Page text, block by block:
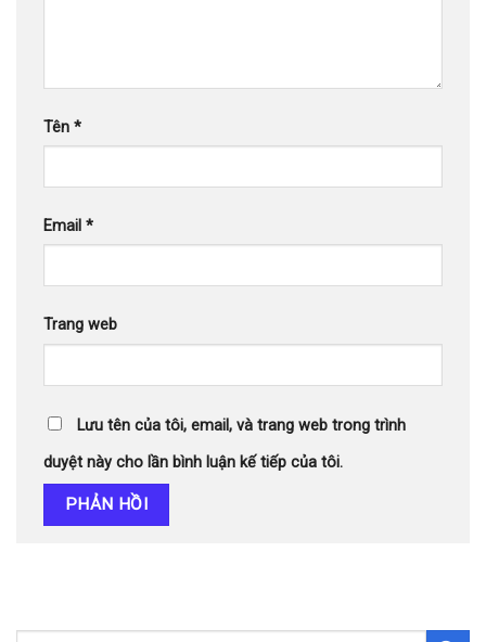
Tên *
Email *
Trang web
Lưu tên của tôi, email, và trang web trong trình
duyệt này cho lần bình luận kế tiếp của tôi.